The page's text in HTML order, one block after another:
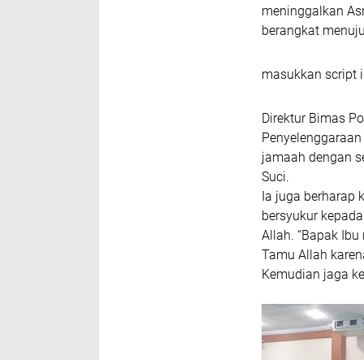
meninggalkan
berangkat
masukkan script
Direktur Bimas
jamaah dengan
Suci.
Ia juga berharap
bersyukur
Allah. “Bapak
Tamu Allah
Kemudian jaga